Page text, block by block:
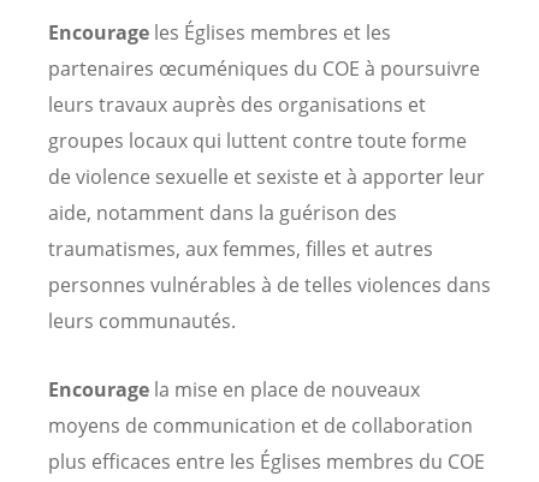
Encourage les Églises membres et les
partenaires œcuméniques du COE à poursuivre
leurs travaux auprès des organisations et
groupes locaux qui luttent contre toute forme
de violence sexuelle et sexiste et à apporter leur
aide, notamment dans la guérison des
traumatismes, aux femmes, filles et autres
personnes vulnérables à de telles violences dans
leurs communautés.
Encourage la mise en place de nouveaux
moyens de communication et de collaboration
plus efficaces entre les Églises membres du COE